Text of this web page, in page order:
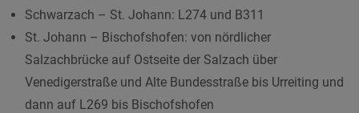
Schwarzach – St. Johann: L274 und B311
St. Johann – Bischofshofen: von nördlicher
Salzachbrücke auf Ostseite der Salzach über
Venedigerstraße und Alte Bundesstraße bis Urreiting und
dann auf L269 bis Bischofshofen